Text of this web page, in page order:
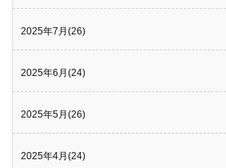
2025年7月(26)
2025年6月(24)
2025年5月(26)
2025年4月(24)